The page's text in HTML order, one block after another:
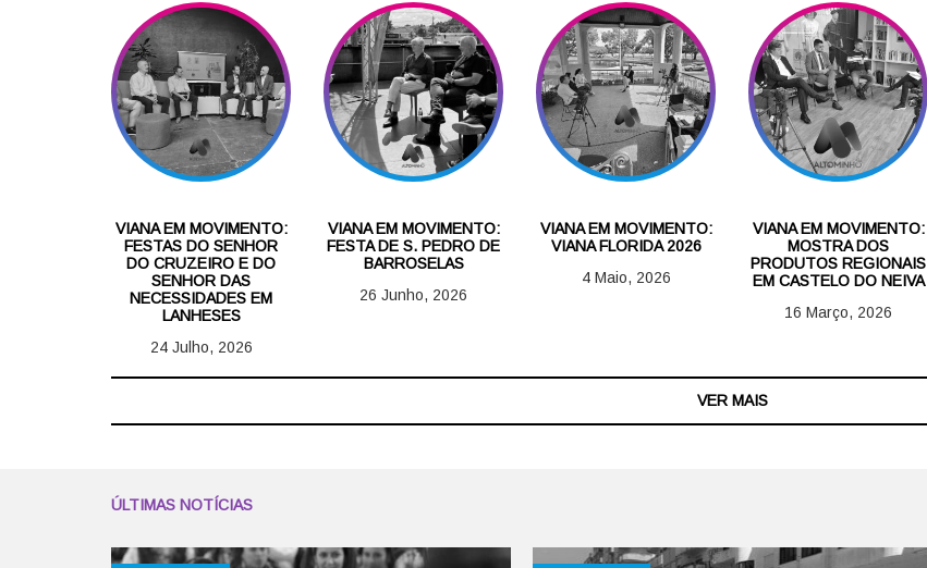
VIANA EM MOVIMENTO:
FESTAS DO SENHOR
DO CRUZEIRO E DO
SENHOR DAS
NECESSIDADES EM
LANHESES
24 Julho, 2026
VIANA EM MOVIMENTO:
FESTA DE S. PEDRO DE
BARROSELAS
26 Junho, 2026
VIANA EM MOVIMENTO:
VIANA FLORIDA 2026
4 Maio, 2026
VIANA EM MOVIMENTO:
MOSTRA DOS
PRODUTOS REGIONAIS
EM CASTELO DO NEIVA
16 Março, 2026
VER MAIS
ÚLTIMAS NOTÍCIAS